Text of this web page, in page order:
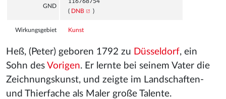
GND
( DNB )
Wirkungsgebiet Kunst
Heß, (Peter) geboren 1792 zu Düsseldorf, ein
Sohn des Vorigen. Er lernte bei seinem Vater die
Zeichnungskunst, und zeigte im Landschaften-
und Thierfache als Maler große Talente.